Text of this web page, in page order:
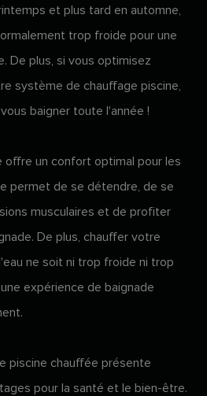
et plus tard en automne,
trop froide pour une
De plus, si vous optimisez
système de chauffage piscine,
baigner toute l'année !
offre un confort optimal pour les
permet de se détendre, de se
musculaires et de profiter
De plus, chauffer votre
ne soit ni trop froide ni trop
expérience de baignade
piscine chauffée présente
pour la santé et le bien-être.